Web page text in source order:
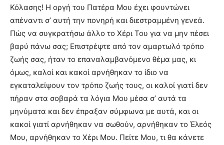
Κόλασης! Η οργή του Πατέρα Μου έχει φουντώνει
απέναντι σ’ αυτή την πονηρή και διεστραμμένη γενεά.
Πώς να συγκρατήσω άλλο το Χέρι Του για να µην πέσει
βαρύ πάνω σας; Επιστρέψτε από τον αμαρτωλό τρόπο
ζωής σας, ήταν το επαναλαμβανόμενο θέμα µας, κι
όμως, καλοί και κακοί αρνήθηκαν το ίδιο να
εγκαταλείψουν τον τρόπο ζωής τους, οι καλοί γιατί δεν
πήραν στα σοβαρά τα λόγια Μου μέσα σ’ αυτά τα
μηνύματα και δεν έπραξαν σύμφωνα µε αυτά, και οι
κακοί γιατί αρνήθηκαν να σωθούν, αρνήθηκαν το Έλεός
Μου, αρνήθηκαν το Χέρι Μου. Πείτε Μου, τι θα κάνετε